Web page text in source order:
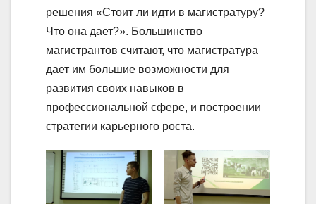
решения «Стоит ли идти в магистратуру?
Что она дает?». Большинство
магистрантов считают, что магистратура
дает им большие возможности для
развития своих навыков в
профессиональной сфере, и построении
стратегии карьерного роста.